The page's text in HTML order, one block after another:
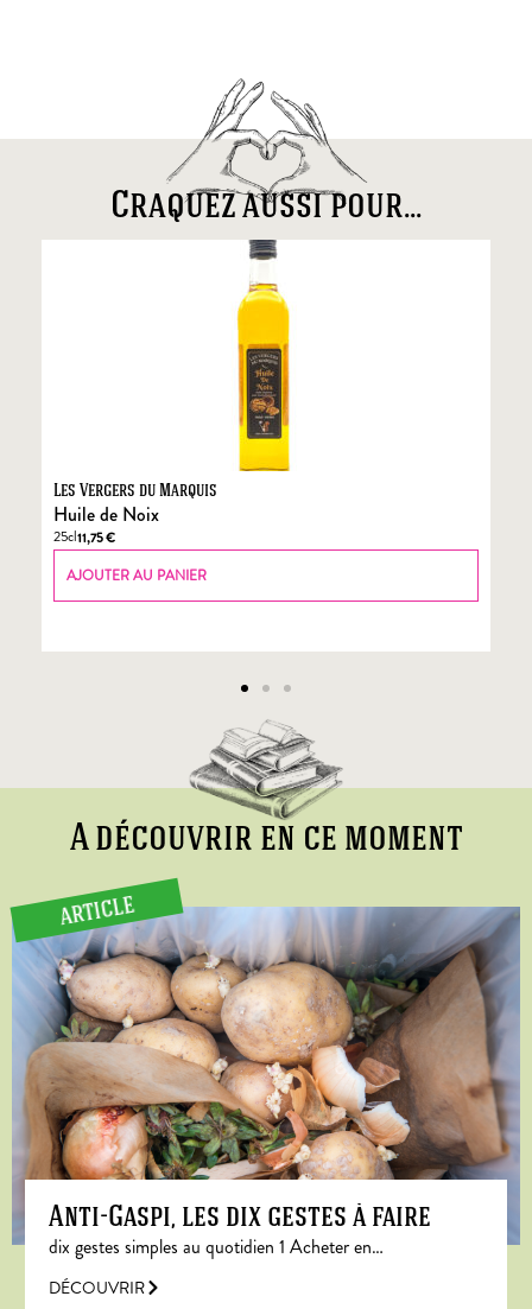
Craquez aussi pour...
Les Vergers du Marquis
Huile de Noix
25cl11,75€
AJOUTER AU PANIER
A découvrir en ce moment
ARTICLE
Anti-Gaspi, les dix gestes à faire
dix gestes simples au quotidien 1 Acheter en…
DÉCOUVRIR